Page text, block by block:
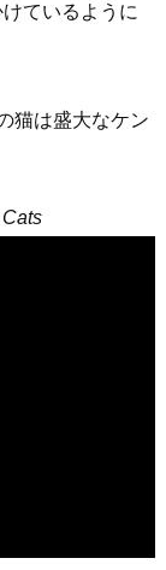
ているように
猫は盛大なケン